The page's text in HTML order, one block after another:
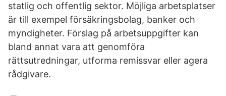
statlig och offentlig sektor. Möjliga arbetsplatser
är till exempel försäkringsbolag, banker och
myndigheter. Förslag på arbetsuppgifter kan
bland annat vara att genomföra
rättsutredningar, utforma remissvar eller agera
rådgivare.